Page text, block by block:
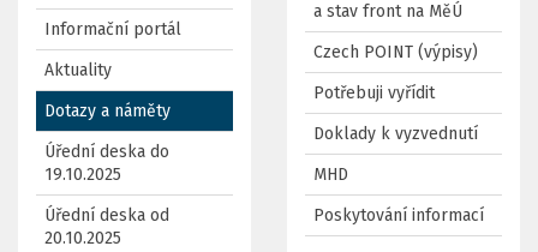
Informační portál
Aktuality
Dotazy a náměty
Úřední deska do
19.10.2025
Úřední deska od
20.10.2025
a stav front na MěÚ
Czech POINT (výpisy)
Potřebuji vyřídit
Doklady k vyzvednutí
MHD
Poskytování informací